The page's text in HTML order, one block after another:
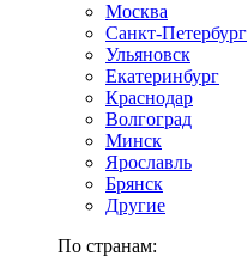
Москва
Санкт-Петербург
Ульяновск
Екатеринбург
Краснодар
Волгоград
Минск
Ярославль
Брянск
Другие
По странам: